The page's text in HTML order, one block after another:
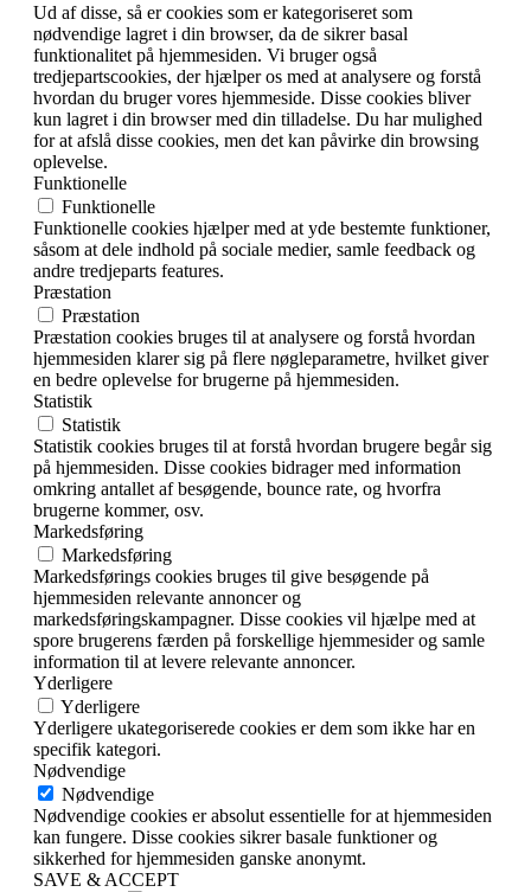
Ud af disse, så er cookies som er kategoriseret som
nødvendige lagret i din browser, da de sikrer basal
funktionalitet på hjemmesiden. Vi bruger også
tredjepartscookies, der hjælper os med at analysere og forstå
hvordan du bruger vores hjemmeside. Disse cookies bliver
kun lagret i din browser med din tilladelse. Du har mulighed
for at afslå disse cookies, men det kan påvirke din browsing
oplevelse.
Funktionelle
Funktionelle
Funktionelle cookies hjælper med at yde bestemte funktioner,
såsom at dele indhold på sociale medier, samle feedback og
andre tredjeparts features.
Præstation
Præstation
Præstation cookies bruges til at analysere og forstå hvordan
hjemmesiden klarer sig på flere nøgleparametre, hvilket giver
en bedre oplevelse for brugerne på hjemmesiden.
Statistik
Statistik
Statistik cookies bruges til at forstå hvordan brugere begår sig
på hjemmesiden. Disse cookies bidrager med information
omkring antallet af besøgende, bounce rate, og hvorfra
brugerne kommer, osv.
Markedsføring
Markedsføring
Markedsførings cookies bruges til give besøgende på
hjemmesiden relevante annoncer og
markedsføringskampagner. Disse cookies vil hjælpe med at
spore brugerens færden på forskellige hjemmesider og samle
information til at levere relevante annoncer.
Yderligere
Yderligere
Yderligere ukategoriserede cookies er dem som ikke har en
specifik kategori.
Nødvendige
Nødvendige
Nødvendige cookies er absolut essentielle for at hjemmesiden
kan fungere. Disse cookies sikrer basale funktioner og
sikkerhed for hjemmesiden ganske anonymt.
SAVE & ACCEPT